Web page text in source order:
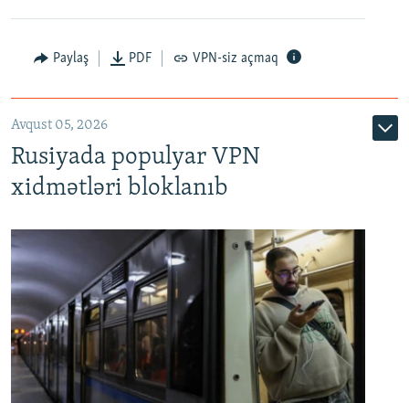
Paylaş PDF VPN-siz açmaq
Avqust 05, 2026
Rusiyada populyar VPN
xidmətləri bloklanıb